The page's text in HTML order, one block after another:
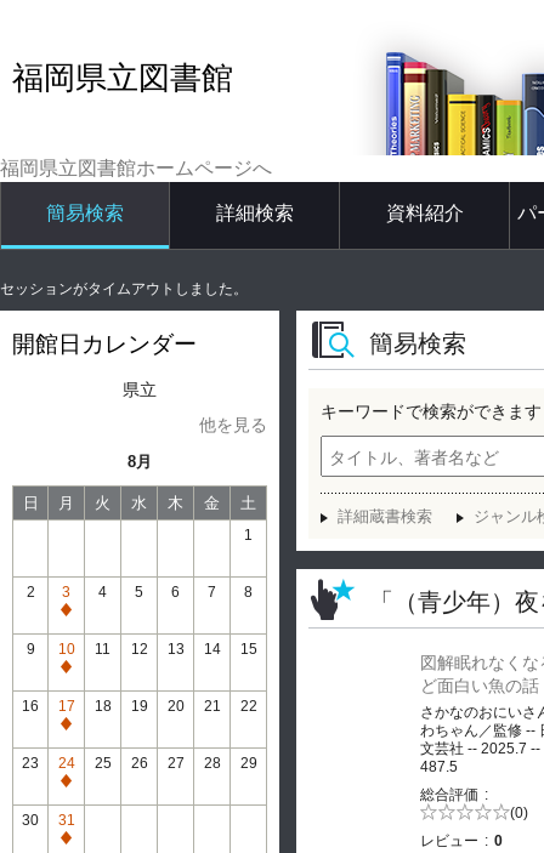
福岡県立図書館
福岡県立図書館ホームページへ
簡易検索 詳細検索 資料紹介 パ
セッションがタイムアウトしました。
開館日カレンダー
県立
他を見る
8月
日 月 火 水 木 金 土
1
2
3
通
常
休
館
4 5 6 7 8
9
10
通
常
休
館
11 12 13 14 15
16
17
通
常
休
館
18 19 20 21 22
23
24
通
常
休
25 26 27 28 29
30
31
通
簡易検索
キーワードで検索ができます
詳細蔵書検索 ジャンル
「（青少年）
図解眠れなくな
ど面白い魚の話
さかなのおにいさ
わちゃん／監修 --
文芸社 -- 2025.7 --
487.5
総合評価
5段階評価の (0)
レビュー
0